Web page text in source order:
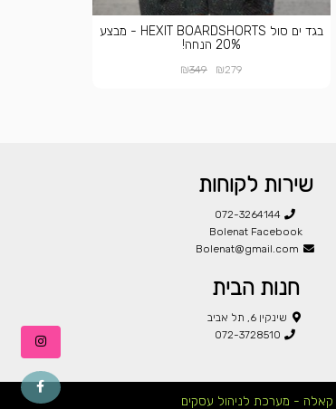
בגד ים סול HEXIT BOARDSHORTS - מבצע
20% הנחה!
₪279
₪349
שירות לקוחות
072-3264144
Bolenat Facebook
Bolenat@gmail.com
חנות הבית
שינקין 6, תל אביב
072-3728510
קאלה - מערכת לניהול עסקים